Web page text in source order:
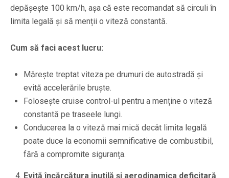
depășește 100 km/h, așa că este recomandat să circuli în
limita legală și să menții o viteză constantă.
Cum să faci acest lucru:
Mărește treptat viteza pe drumuri de autostradă și
evită accelerările bruște.
Folosește cruise control-ul pentru a menține o viteză
constantă pe traseele lungi.
Conducerea la o viteză mai mică decât limita legală
poate duce la economii semnificative de combustibil,
fără a compromite siguranța.
Evită încărcătura inutilă și aerodinamica deficitară